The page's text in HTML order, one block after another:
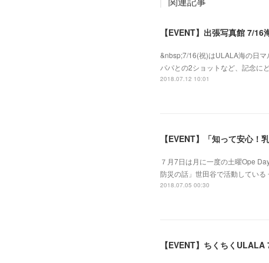
【EVENT】出張写真館 7/16
&nbsp;7/16(祝)はULALA海の日マ
パパとの2ショットなど、記念に
2018.07.12 10:01
【EVENT】「知って安心
７月7日は月に一度の土曜Ope
防災の話」世田谷で活動してい
2018.07.05 00:30
【EVENT】ちくちく